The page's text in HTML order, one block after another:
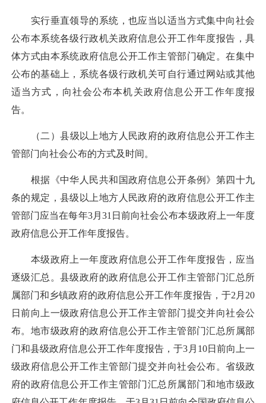
实行垂直领导的系统，也应当以适当方式集中向社会
公布本系统各级行政机关政府信息公开工作年度报告，具
体方式由本系统政府信息公开工作主管部门确定。在集中
公布的基础上，系统各级行政机关可自行通过网站或其他
适当方式，向社会公布本机关政府信息公开工作年度报
告。
（二）县级以上地方人民政府的政府信息公开工作主
管部门向社会公布的方式及时间。
根据《中华人民共和国政府信息公开条例》第四十九
条的规定，县级以上地方人民政府的政府信息公开工作主
管部门应当在每年3月31日前向社会公布本级政府上一年度
政府信息公开工作年度报告。
本级政府上一年度政府信息公开工作年度报告，应当
逐级汇总。县级政府的政府信息公开工作主管部门汇总所
属部门和乡镇政府的政府信息公开工作年度报告，于2月20
日前向上一级政府信息公开工作主管部门提交并向社会公
布。地市级政府的政府信息公开工作主管部门汇总所属部
门和县级政府信息公开工作年度报告，于3月10日前向上一
级政府信息公开工作主管部门提交并向社会公布。省级政
府的政府信息公开工作主管部门汇总所属部门和地市级政